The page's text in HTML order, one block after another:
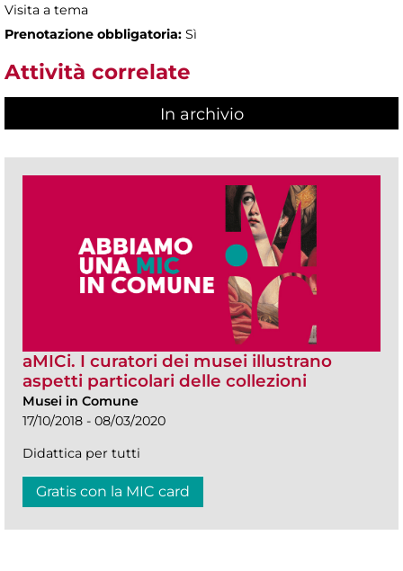
Visita a tema
Prenotazione obbligatoria: Sì
Attività correlate
In archivio
aMICi. I curatori dei musei illustrano
aspetti particolari delle collezioni
Musei in Comune
17/10/2018 - 08/03/2020
Didattica per tutti
Gratis con la MIC card